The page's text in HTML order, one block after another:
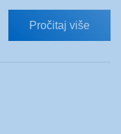
Pročitaj više